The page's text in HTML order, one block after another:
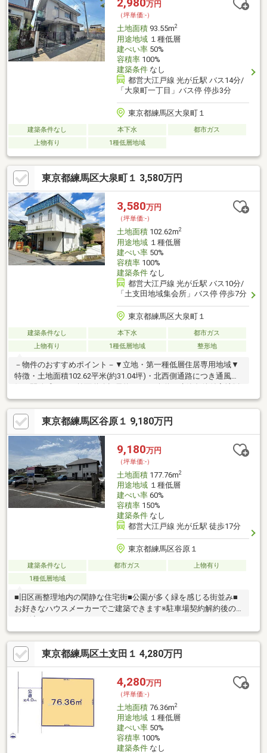
540ｍ（徒歩7分）○ビッグエー練馬高松店…約570ｍ（徒歩8分）○
練馬区立北原小学校…約600ｍ（徒歩8分）
2,980万円
（坪単価:-）
土地面積93.55m2
用途地域１種低層
建ぺい率50%
容積率100%
建築条件なし
都営大江戸線 光が丘駅 バス14分/
「大泉町一丁目」バス停 停歩3分
東京都練馬区大泉町１
建築条件なし 本下水
都市ガス
上物有り
1種低層地域
東京都練馬区大泉町１ 3,580万円
3,580万円
（坪単価:-）
土地面積102.62m2
用途地域１種低層
建ぺい率50%
容積率100%
建築条件なし
都営大江戸線 光が丘駅 バス10分/
「土支田地域集会所」バス停 停歩7分
東京都練馬区大泉町１
建築条件なし 本下水
都市ガス
上物有り
1種低層地域 整形地
－物件のおすすめポイント－▼立地・第一種低層住居専用地域▼
特徴・土地面積102.62平米(約31.04坪)・北西側通路につき通風良
好・開放感あり・前面道路幅員約5.0mの公道・建築条件付宅地販
売ではないため、お好みの工務店等で建築可・都市ガス、本下水
対応エリア・現況古家あり、詳細はお問い合わせください▼周辺
環境・練馬区立八坂小学校 徒歩5分(約350m)・ヤオコー和光南店
徒歩9分(約650m)※容積率は敷地面積の最低限度80平米、高さ制限
10mあり■ ご希望の住まい探しをお手伝いします
━━━━━・・・物件の詳細・ご相談はお気軽にお問い合わせく
ださい。
東京都練馬区谷原１ 9,180万円
9,180万円
（坪単価:-）
土地面積177.76m2
用途地域１種低層
建ぺい率60%
容積率150%
建築条件なし
都営大江戸線 光が丘駅 徒歩17分
東京都練馬区谷原１
建築条件なし 都市ガス
上物有り
1種低層地域
■旧区画整理地内の閑静な住宅街■公園が多く緑を感じる街並み■
お好きなハウスメーカーでご建築できます※駐車場契約解約後の
東京都練馬区土支田１ 4,280万円
4,280万円
（坪単価:-）
土地面積76.36m2
用途地域１種低層
建ぺい率50%
容積率100%
建築条件なし